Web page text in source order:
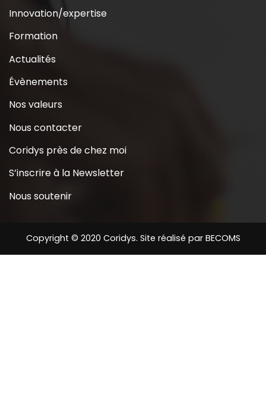
Innovation/expertise
Formation
Actualités
Évènements
Nos valeurs
Nous contacter
Coridys près de chez moi
S’inscrire à la Newsletter
Nous soutenir
Copyright © 2020 Coridys. Site réalisé par BECOMS